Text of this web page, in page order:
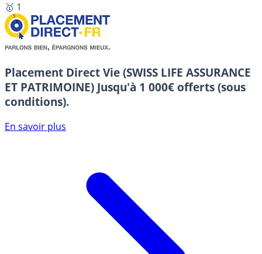
🥇 1
Placement Direct Vie (SWISS LIFE ASSURANCE
ET PATRIMOINE) Jusqu'à 1 000€ offerts (sous
conditions).
En savoir plus